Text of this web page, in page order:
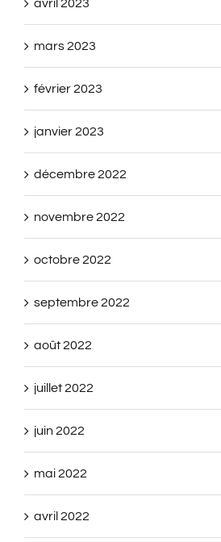
avril 2023
mars 2023
février 2023
janvier 2023
décembre 2022
novembre 2022
octobre 2022
septembre 2022
août 2022
juillet 2022
juin 2022
mai 2022
avril 2022